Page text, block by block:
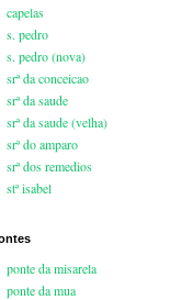
capelas
s. pedro
s. pedro (nova)
srª da conceicao
srª da saude
srª da saude (velha)
srª do amparo
srª dos remedios
stª isabel
ponte da misarela
ponte da mua